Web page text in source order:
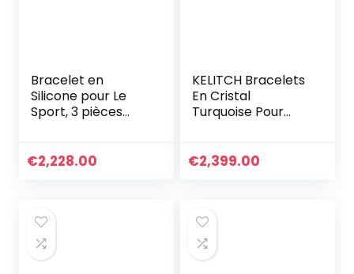
Bracelet en
Silicone pour Le
Sport, 3 pièces
Wristband
€2,228.00
KELITCH Bracelets
En Cristal
Turquoise Pour
Breloques Enroulé
€2,399.00